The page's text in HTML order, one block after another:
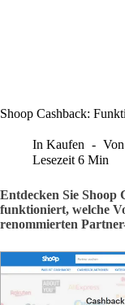
Shoop Cashback:
In Kaufen Von
Lesezeit 6 Min
Entdecken Sie Shoop
funktioniert, welche
renommierten